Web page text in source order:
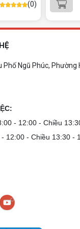
hình mạnh, tối ưu chi
phá ngay địa chỉ tư vấn
game mượt mà!
phù hợp, đảm bảo hệ
tối ưu chi phí. Xem
khi build: socket CPU
copy nhanh.
PC gaming nóng
(0)
Phố Ngũ Phúc, Phường
- 12:00 - Chiều
12:00 - Chiều 13:30 -